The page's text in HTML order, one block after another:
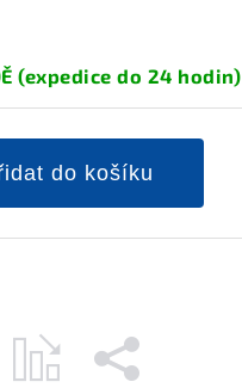
(expedice do 24 hodin)
do košíku